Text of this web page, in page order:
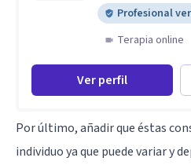
Profesional
Terapia online
Ver perfil
Por último, añadir que éstas
individuo ya que puede variar y